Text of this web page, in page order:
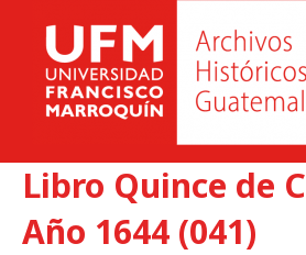
Libro Quince de
Año 1644 (041)